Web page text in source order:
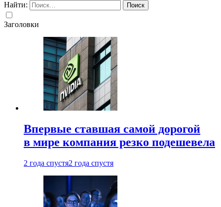
Найти:
Заголовки
Впервые ставшая самой дорогой
в мире компания резко подешевела
2 года спустя2 года спустя